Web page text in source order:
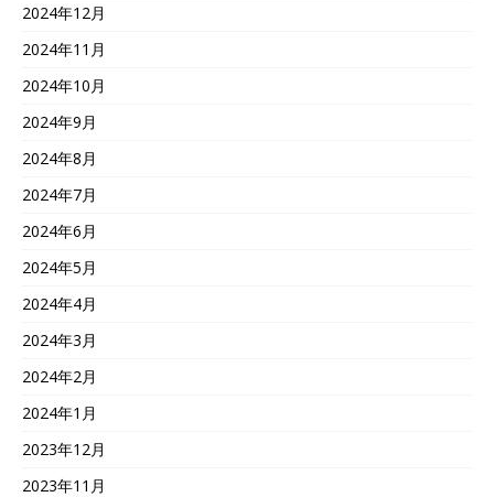
2024年12月
2024年11月
2024年10月
2024年9月
2024年8月
2024年7月
2024年6月
2024年5月
2024年4月
2024年3月
2024年2月
2024年1月
2023年12月
2023年11月